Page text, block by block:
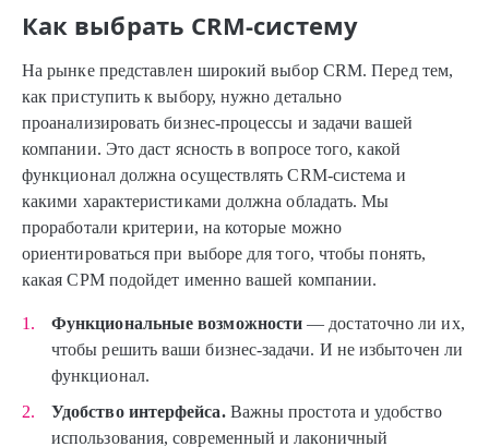
Как выбрать CRM-систему
На рынке представлен широкий выбор CRM. Перед тем,
как приступить к выбору, нужно детально
проанализировать бизнес-процессы и задачи вашей
компании. Это даст ясность в вопросе того, какой
функционал должна осуществлять CRM-система и
какими характеристиками должна обладать. Мы
проработали критерии, на которые можно
ориентироваться при выборе для того, чтобы понять,
какая СРМ подойдет именно вашей компании.
Функциональные возможности — достаточно ли их,
чтобы решить ваши бизнес-задачи. И не избыточен ли
функционал.
Удобство интерфейса.Важны простота и удобство
использования, современный и лаконичный